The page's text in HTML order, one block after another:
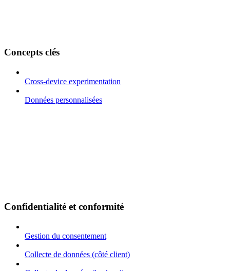
Concepts clés
Cross-device experimentation
Données personnalisées
Confidentialité et conformité
Gestion du consentement
Collecte de données (côté client)